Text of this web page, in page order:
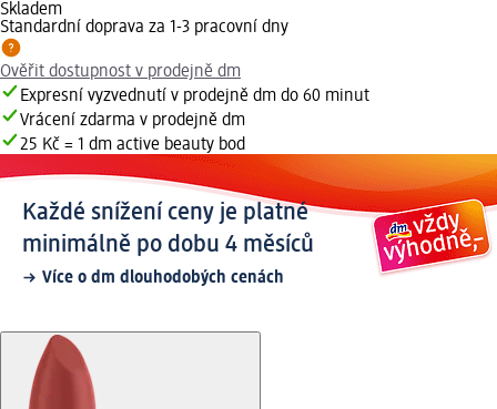
Skladem
Standardní doprava za 1-3 pracovní dny
Ověřit dostupnost v prodejně dm
Expresní vyzvednutí v prodejně dm do 60 minut
Vrácení zdarma v prodejně dm
25 Kč = 1 dm active beauty bod
Každé snížení ceny je platné
minimálně po dobu 4 měsíců
Více o dm dlouhodobých cenách